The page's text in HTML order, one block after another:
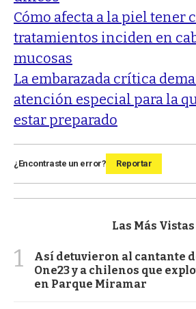
Cómo afecta a la piel tener
tratamientos inciden en
mucosas
La embarazada crítica
atención especial para la
estar preparado
¿Encontraste un error? Reportar
Las Más Vistas
1
Así detuvieron al cantante
One23 y a chilenos que
en Parque Miramar